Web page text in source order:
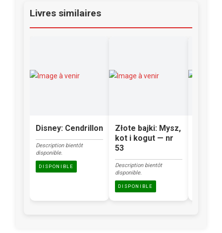
Livres similaires
Disney: Cendrillon
Description bientôt
disponible.
DISPONIBLE
Złote bajki: Mysz,
kot i kogut — nr
53
Description bientôt
disponible.
DISPONIBLE